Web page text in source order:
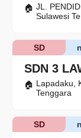
JL.
Sulawesi
SDN 3
SD
Lapadaku,
Tenggara
SD